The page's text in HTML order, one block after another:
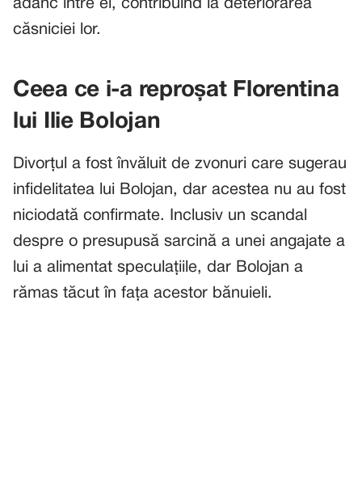
adânc între ei, contribuind la deteriorarea
căsniciei lor.
Ceea ce i-a reproșat Florentina
lui Ilie Bolojan
Divorțul a fost învăluit de zvonuri care sugerau
infidelitatea lui Bolojan, dar acestea nu au fost
niciodată confirmate. Inclusiv un scandal
despre o presupusă sarcină a unei angajate a
lui a alimentat speculațiile, dar Bolojan a
rămas tăcut în fața acestor bănuieli.